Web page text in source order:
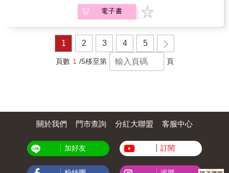
放獨到的殭屍故事！
系 《捷運 ╳ 殭屍》 堂堂邁入第三集！ 六創作
者，綻放出六篇各具特色的殭屍故事！ 史詩、
殭屍03》 帶您見證台灣新生代創作者的可能性
與多樣性 以及他們眼裡的這座都市
&hellip;&hellip; Diversity：多樣性，創造你的
事的續集 六位創作者各領風騷， 綻放出六篇奔
電子書
1 2 3 4 5
頁數 1 /5移至第 頁
關於我們 門市查詢 分紅大聯盟 客服中心
加好友 訂閱